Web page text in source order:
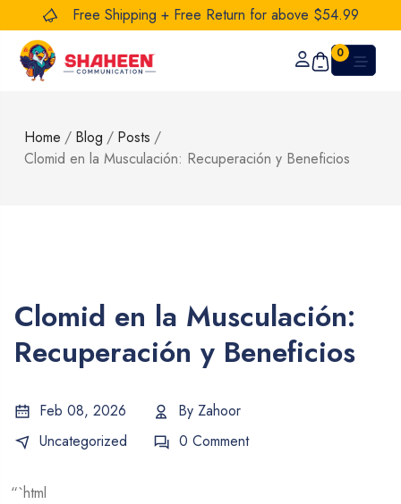
Free Shipping + Free Return for above $54.99
0
Home / Blog / Posts /
Clomid en la Musculación: Recuperación y Beneficios
Clomid en la Musculación:
Recuperación y Beneficios
Feb 08, 2026 By Zahoor
Uncategorized
0 Comment
“`html